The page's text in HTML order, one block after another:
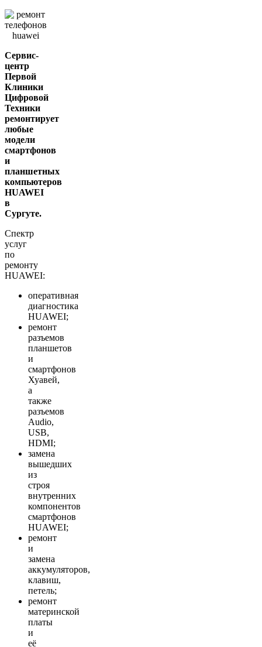
Сервис-
центр
Первой
Клиники
Цифровой
Техники
ремонтирует
любые
модели
смартфонов
и
планшетных
компьютеров
HUAWEI
в
Сургуте.
Спектр
услуг
по
ремонту
HUAWEI:
оперативная
диагностика
HUAWEI;
ремонт
разъемов
планшетов
и
смартфонов
Хуавей,
а
также
разъемов
Audio,
USB,
HDMI;
замена
вышедших
из
строя
внутренних
компонентов
смартфонов
HUAWEI;
ремонт
и
замена
аккумуляторов,
клавиш,
петель;
ремонт
материнской
платы
и
её